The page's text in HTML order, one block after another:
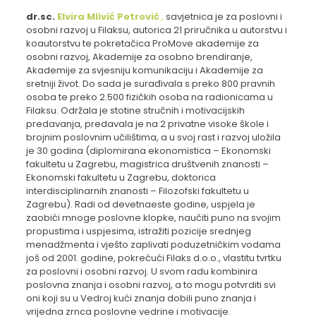
dr.sc. Elvira Mlivić Petrović, savjetnica je za poslovni i
osobni razvoj u Filaksu, autorica 21 priručnika u autorstvu i
koautorstvu te pokretačica ProMove akademije za
osobni razvoj, Akademije za osobno brendiranje,
Akademije za svjesniju komunikaciju i Akademije za
sretniji život. Do sada je surađivala s preko 800 pravnih
osoba te preko 2.500 fizičkih osoba na radionicama u
Filaksu. Održala je stotine stručnih i motivacijskih
predavanja, predavala je na 2 privatne visoke škole i
brojnim poslovnim učilištima, a u svoj rast i razvoj uložila
je 30 godina (diplomirana ekonomistica – Ekonomski
fakultetu u Zagrebu, magistrica društvenih znanosti –
Ekonomski fakultetu u Zagrebu, doktorica
interdisciplinarnih znanosti – Filozofski fakultetu u
Zagrebu). Radi od devetnaeste godine, uspjela je
zaobići mnoge poslovne klopke, naučiti puno na svojim
propustima i uspjesima, istražiti pozicije srednjeg
menadžmenta i vješto zaplivati poduzetničkim vodama
još od 2001. godine, pokrećući Filaks d.o.o., vlastitu tvrtku
za poslovni i osobni razvoj. U svom radu kombinira
poslovna znanja i osobni razvoj, a to mogu potvrditi svi
oni koji su u Vedroj kući znanja dobili puno znanja i
vrijedna zrnca poslovne vedrine i motivacije.